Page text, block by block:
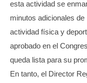
esta actividad se
minutos adicionales de
actividad física y
aprobado en el
queda lista para su
En tanto, el Director